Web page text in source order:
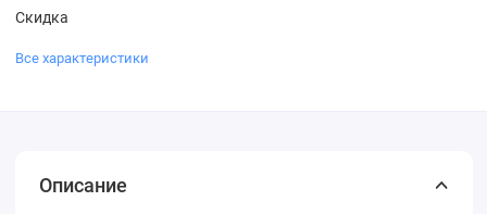
Скидка
Все характеристики
Описание